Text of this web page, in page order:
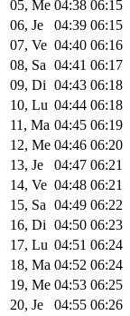
05, Me 04:38 06:15
06, Je
04:39 06:15
07, Ve 04:40 06:16
08, Sa 04:41 06:17
09, Di 04:43 06:18
10, Lu 04:44 06:18
11, Ma 04:45 06:19
12, Me 04:46 06:20
13, Je
04:47 06:21
14, Ve 04:48 06:21
15, Sa 04:49 06:22
16, Di 04:50 06:23
17, Lu 04:51 06:24
18, Ma 04:52 06:24
19, Me 04:53 06:25
20, Je
04:55 06:26